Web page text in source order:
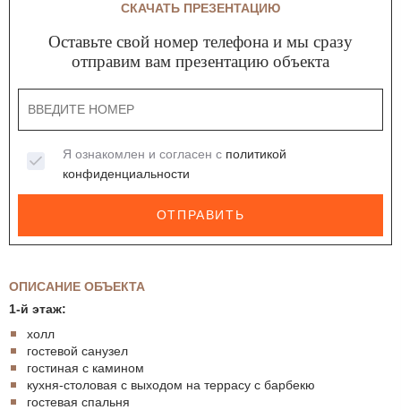
ОПИСАНИЕ ОБЪЕКТА
1-й этаж:
холл
гостевой санузел
гостиная с камином
кухня-столовая с выходом на террасу с барбекю
гостeвая спальня
СКАЧАТЬ ПРЕЗЕНТАЦИЮ
Оставьте свой номер телефона и мы сразу
отправим вам презентацию объекта
Я ознакомлен и согласен с политикой
конфиденциальности
ОТПРАВИТЬ